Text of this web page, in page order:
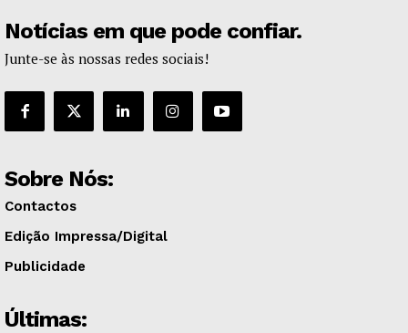
Notícias em que pode confiar.
Junte-se às nossas redes sociais!
Sobre Nós:
Contactos
Edição Impressa/Digital
Publicidade
Últimas: